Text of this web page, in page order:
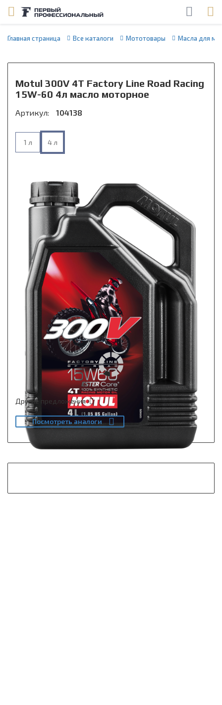
Главная страница Все каталоги Мототовары Масла для
Motul 300V 4T Factory Line Road Racing
15W-60 4л масло моторное
Артикул: 104138
1 л 4 л
Другие предложения
Посмотреть аналоги